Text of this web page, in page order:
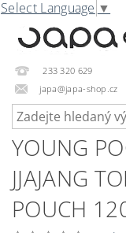
Select Language ▼
233 320 629
japa@japa-shop.cz
YOUNG
JJAJANG
POUCH